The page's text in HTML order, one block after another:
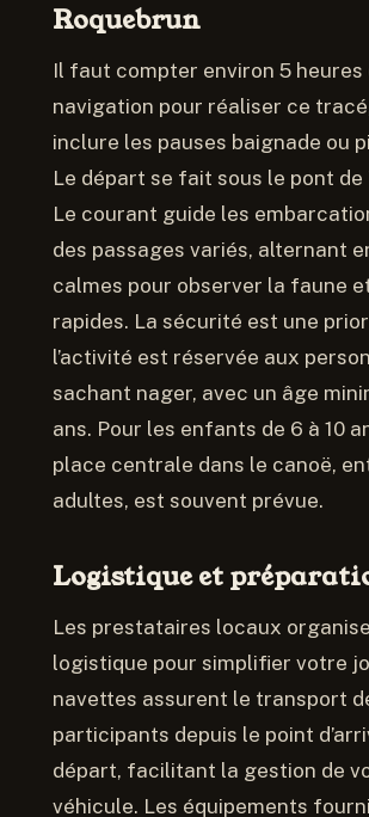
Roquebrun
Il faut compter environ 5 heures
navigation pour réaliser ce
inclure les pauses baignade ou
Le départ se fait sous le pont de
Le courant guide les
des passages variés, alternant
calmes pour observer la faune
rapides. La sécurité est une
l’activité est réservée aux
sachant nager, avec un âge
ans. Pour les enfants de 6 à 10
place centrale dans le canoë,
adultes, est souvent prévue.
Logistique et
Les prestataires locaux
logistique pour simplifier votre
navettes assurent le transport
participants depuis le point
départ, facilitant la gestion de
véhicule. Les équipements